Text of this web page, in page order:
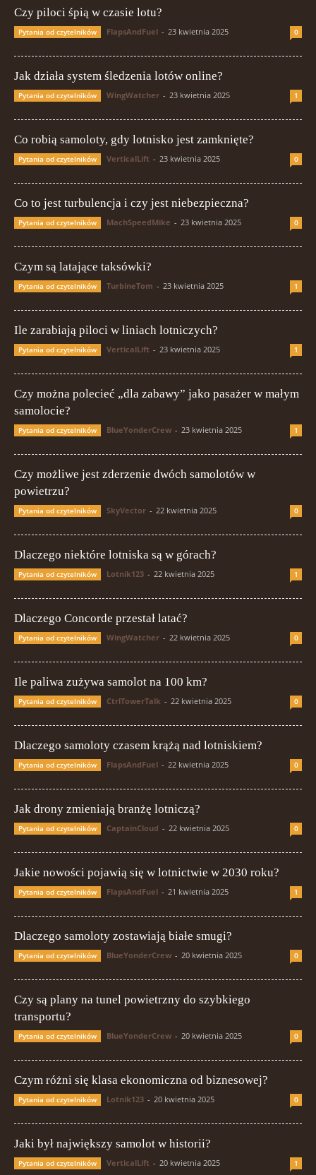
Czy piloci śpią w czasie lotu?
Pytania od czytelników FlapsAndFuel - 23 kwietnia 2025 0
Jak działa system śledzenia lotów online?
Pytania od czytelników WingWatcher - 23 kwietnia 2025 1
Co robią samoloty, gdy lotnisko jest zamknięte?
Pytania od czytelników VerticalLift - 23 kwietnia 2025 0
Co to jest turbulencja i czy jest niebezpieczna?
Pytania od czytelników MachSpeedMike - 23 kwietnia 2025 0
Czym są latające taksówki?
Pytania od czytelników TurbineTom - 23 kwietnia 2025 1
Ile zarabiają piloci w liniach lotniczych?
Pytania od czytelników VerticalLift - 23 kwietnia 2025 1
Czy można polecieć „dla zabawy” jako pasażer w małym
samolocie?
Pytania od czytelników BlueYonderCrew - 23 kwietnia 2025 1
Czy możliwe jest zderzenie dwóch samolotów w
powietrzu?
Pytania od czytelników SkyVector - 22 kwietnia 2025 0
Dlaczego niektóre lotniska są w górach?
Pytania od czytelników Lotnik123 - 22 kwietnia 2025 1
Dlaczego Concorde przestał latać?
Pytania od czytelników WingWatcher - 22 kwietnia 2025 0
Ile paliwa zużywa samolot na 100 km?
Pytania od czytelników CtrlTowerTalk - 22 kwietnia 2025 0
Dlaczego samoloty czasem krążą nad lotniskiem?
Pytania od czytelników FlapsAndFuel - 22 kwietnia 2025 0
Jak drony zmieniają branżę lotniczą?
Pytania od czytelników CaptainCloud - 22 kwietnia 2025 0
Jakie nowości pojawią się w lotnictwie w 2030 roku?
Pytania od czytelników FlapsAndFuel - 21 kwietnia 2025 1
Dlaczego samoloty zostawiają białe smugi?
Pytania od czytelników BlueYonderCrew - 20 kwietnia 2025 0
Czy są plany na tunel powietrzny do szybkiego
transportu?
Pytania od czytelników BlueYonderCrew - 20 kwietnia 2025 0
Czym różni się klasa ekonomiczna od biznesowej?
Pytania od czytelników Lotnik123 - 20 kwietnia 2025 0
Jaki był największy samolot w historii?
Pytania od czytelników VerticalLift - 20 kwietnia 2025 1